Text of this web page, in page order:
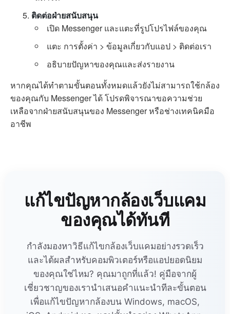
ติดต่อฝ่ายสนับสนุน
เปิด Messenger และแตะที่รูปโปรไฟล์ของคุณ
แตะ การตั้งค่า > ข้อมูลเกี่ยวกับแอป > ติดต่อเรา
อธิบายปัญหาของคุณและส่งรายงาน
หากคุณได้ทำตามขั้นตอนทั้งหมดแล้วยังไม่สามารถใช้กล้อง
ของคุณกับ Messenger ได้ โปรดพิจารณาขอความช่วย
เหลือจากฝ่ายสนับสนุนของ Messenger หรือช่างเทคนิคมือ
อาชีพ
แก้ไขปัญหากล้องเว็บแคม
ของคุณได้ทันที
กำลังมองหาวิธีแก้ไขกล้องเว็บแคมอย่างรวดเร็ว
และได้ผลสำหรับคอมพิวเตอร์หรือแอปยอดนิยม
ของคุณใช่ไหม? คุณมาถูกที่แล้ว! คู่มือจากผู้
เชี่ยวชาญของเรานำเสนอคำแนะนำทีละขั้นตอน
เพื่อแก้ไขปัญหากล้องบน Windows, macOS,